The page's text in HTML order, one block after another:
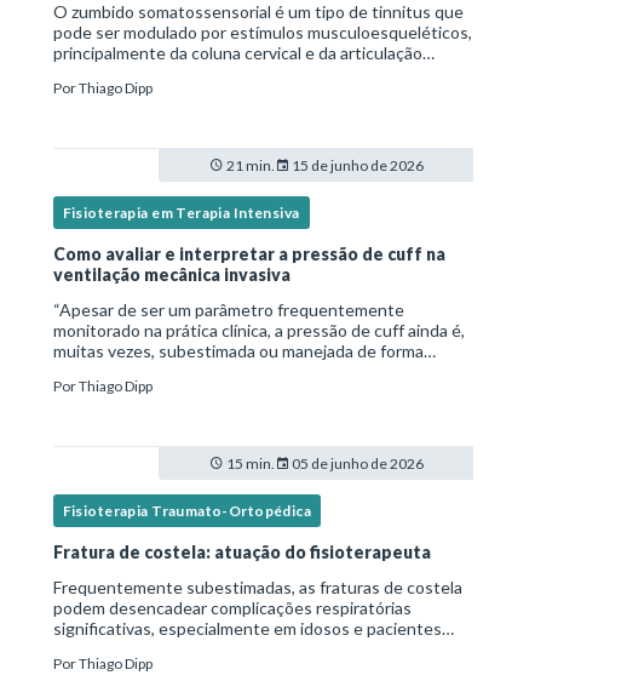
O zumbido somatossensorial é um tipo de tinnitus que
pode ser modulado por estímulos musculoesqueléticos,
principalmente da coluna cervical e da articulação
diretamente na avaliação e no tratamento des
PorThiago Dipp
21 min. 15 de junho de 2026
Fisioterapia em Terapia Intensiva
Como avaliar e interpretar a pressão de cuff na
ventilação mecânica invasiva
“Apesar de ser um parâmetro frequentemente
monitorado na prática clínica, a pressão de cuff ainda é,
muitas vezes, subestimada ou manejada de forma
microaspiração quanto em lesões traqueais
PorThiago Dipp
15 min. 05 de junho de 2026
Fisioterapia Traumato-Ortopédica
Fratura de costela: atuação do fisioterapeuta
Frequentemente subestimadas, as fraturas de costela
podem desencadear complicações respiratórias
significativas, especialmente em idosos e pacientes
em blogs e materiais científicos.Nesse cená
PorThiago Dipp